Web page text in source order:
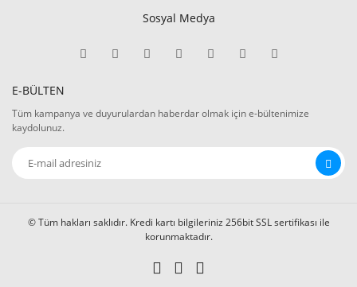
Sosyal Medya
E-BÜLTEN
Tüm kampanya ve duyurulardan haberdar olmak için e-bültenimize
kaydolunuz.
© Tüm hakları saklıdır. Kredi kartı bilgileriniz 256bit SSL sertifikası ile
korunmaktadır.